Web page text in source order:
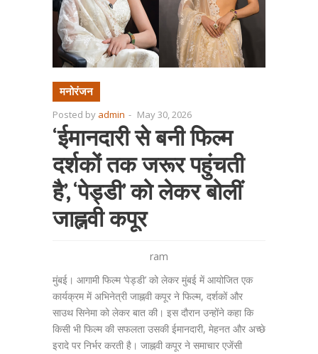
मनोरंजन
Posted by admin - May 30, 2026
‘ईमानदारी से बनी फिल्म
दर्शकों तक जरूर पहुंचती
है’, ‘पेड्डी’ को लेकर बोलीं
जाह्नवी कपूर
ram
मुंबई। आगामी फिल्म ‘पेड्डी’ को लेकर मुंबई में आयोजित एक
कार्यक्रम में अभिनेत्री जाह्नवी कपूर ने फिल्म, दर्शकों और
साउथ सिनेमा को लेकर बात की। इस दौरान उन्होंने कहा कि
किसी भी फिल्म की सफलता उसकी ईमानदारी, मेहनत और अच्छे
इरादे पर निर्भर करती है। जाह्नवी कपूर ने समाचार एजेंसी